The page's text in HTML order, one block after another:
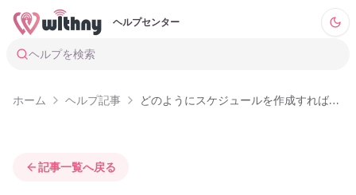
ヘルプセンター
ヘルプを検索
ホーム ヘルプ記事 どのようにスケジュールを作成すればいいですか
記事一覧へ戻る